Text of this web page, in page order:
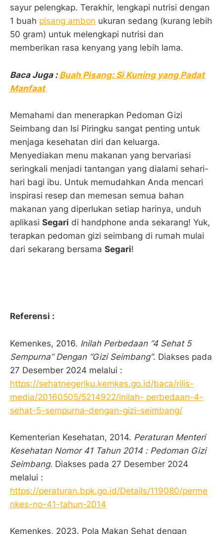
sayur pelengkap. Terakhir, lengkapi nutrisi dengan
1 buah pisang ambon ukuran sedang (kurang lebih
50 gram) untuk melengkapi nutrisi dan
memberikan rasa kenyang yang lebih lama.
Baca Juga : Buah Pisang: Si Kuning yang Padat
Manfaat
Memahami dan menerapkan Pedoman Gizi
Seimbang dan Isi Piringku sangat penting untuk
menjaga kesehatan diri dan keluarga.
Menyediakan menu makanan yang bervariasi
seringkali menjadi tantangan yang dialami sehari-
hari bagi ibu. Untuk memudahkan Anda mencari
inspirasi resep dan memesan semua bahan
makanan yang diperlukan setiap harinya, unduh
aplikasi Segari di handphone anda sekarang! Yuk,
terapkan pedoman gizi seimbang di rumah mulai
dari sekarang bersama Segari!
Referensi :
Kemenkes, 2016. Inilah Perbedaan “4 Sehat 5
Sempurna” Dengan “Gizi Seimbang”. Diakses pada
27 Desember 2024 melalui :
https://sehatnegeriku.kemkes.go.id/baca/rilis-
media/20160505/5214922/inilah- perbedaan-4-
sehat-5-sempurna-dengan-gizi-seimbang/
Kementerian Kesehatan, 2014. Peraturan Menteri
Kesehatan Nomor 41 Tahun 2014 : Pedoman Gizi
Seimbang. Diakses pada 27 Desember 2024
melalui :
https://peraturan.bpk.go.id/Details/119080/perme
nkes-no-41-tahun-2014
Kemenkes, 2023. Pola Makan Sehat dengan